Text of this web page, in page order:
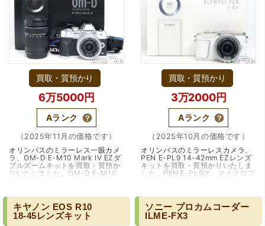
買取・質預かり
6万5000円
Aランク
（2025年11月の価格です）
オリンパスのミラーレス一眼カメ
ラ、OM-D E-M10 Mark IV EZダ
ブルズームキットを買取・質預か
りいたしました。OM-D E-M10
デルで、2020年に登場し…（大阪
市）
買取・質預かり
3万2000円
Aランク
（2025年10月の価格です）
オリンパスのミラーレスカメラ、
PEN E-PL9 14-42mm EZレンズ
キットを買取・質預かりいたしま
した。PEN E-PL9は、マイクロフ
スタイリッシュなデザ…（大阪
市）
キヤノン EOS R10
18-45レンズキット
ソニー プロカムコーダー
ILME-FX3